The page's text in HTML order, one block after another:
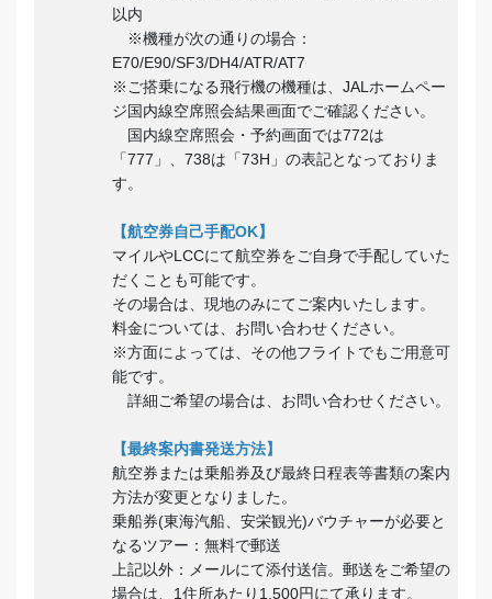
以内
※機種が次の通りの場合：
E70/E90/SF3/DH4/ATR/AT7
※ご搭乗になる飛行機の機種は、JALホームペー
ジ国内線空席照会結果画面でご確認ください。
国内線空席照会・予約画面では772は
「777」、738は「73H」の表記となっておりま
す。
【航空券自己手配OK】
マイルやLCCにて航空券をご自身で手配していた
だくことも可能です。
その場合は、現地のみにてご案内いたします。
料金については、お問い合わせください。
※方面によっては、その他フライトでもご用意可
能です。
詳細ご希望の場合は、お問い合わせください。
【最終案内書発送方法】
航空券または乗船券及び最終日程表等書類の案内
方法が変更となりました。
乗船券(東海汽船、安栄観光)バウチャーが必要と
なるツアー：無料で郵送
上記以外：メールにて添付送信。郵送をご希望の
場合は、1住所あたり1,500円にて承ります。